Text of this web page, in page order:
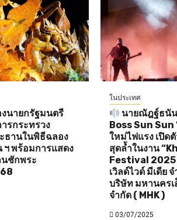
นายกรัฐมนตรี
รกระทรวง
ธานในพิธีฉลอง
ฯ พร้อมการแสดง
นชักพระ
ในประเทศ
นายณัฎฐ์ธนัน
Boss Sun
ใหม่ไฟแรง เปิด
สุดล้ำในงาน
Festival 2025
เวิลด์ไวด์ มีเดีย
บริษัท มหานครเ
จำกัด ( MHK )
03/07/2025